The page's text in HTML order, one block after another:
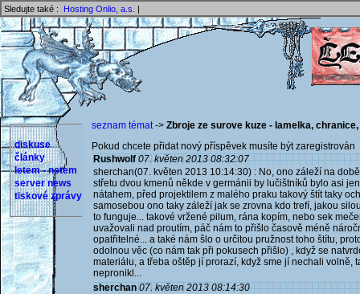
Sledujte také : Hosting Onlio, a.s. |
diskuse
články
letem - netem
server news
tiskové zprávy
seznam témat-> Zbroje ze surove kuze - lamelka,
Pokud chcete přidat nový příspěvek musíte být
Rushwolf 07. květen 2013 08:32:07
sherchan(07. květen 2013 10:14:30) : No, ono záleží na
střetu dvou kmenů někde v germánii by lučištníků bylo asi
nátahem, před projektilem z malého praku takový štít taky
samosebou ono taky záleží jak se zrovna kdo trefí, jakou
to funguje... takové vržené pilum, rána kopím, nebo sek
uvažovali nad proutím, páč nám to přišlo časově méně
opatřitelné... a také nám šlo o určitou pružnost toho štítu,
odolnou věc (co nám tak při pokusech přišlo) , když se
materiálu, a třeba oštěp jí prorazí, když sme jí nechali volně,
nepronikl...
sherchan 07. květen 2013 08:14:30